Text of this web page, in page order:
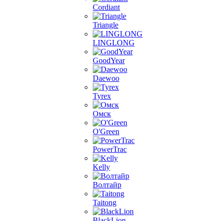
Cordiant
Triangle
LINGLONG
GoodYear
Daewoo
Tyrex
Омск
O'Green
PowerTrac
Kelly
Волтайр
Taitong